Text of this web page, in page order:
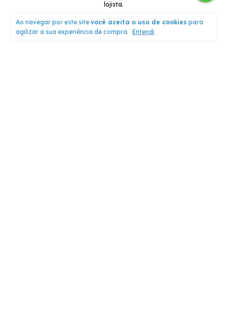
Ao navegar por este site você aceita o uso de cookies para
agilizar a sua experiência de compra. Entendi
lojista.